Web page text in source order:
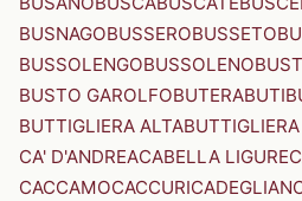
BUSNAGOBUSSEROBUSSETO
BUSSOLENGOBUSSOLENO
BUSTO GAROLFOBUTERABUTI
BUTTIGLIERA ALTA
CA' D'ANDREACABELLA LIGURE
CACCAMOCACCURI